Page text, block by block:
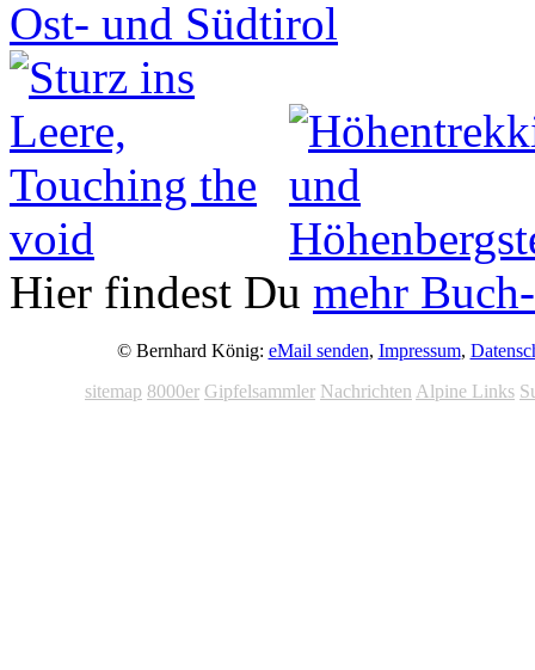
Hier findest Du mehr
© Bernhard König: eMail senden, Impressum,
sitemap 8000er Gipfelsammler Nachrichten Alpine Links